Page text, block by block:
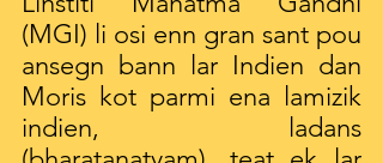
(MGI) li osi enn gran sant pou
ansegn bann lar Indien dan
Moris kot parmi ena lamizik
indien, ladans